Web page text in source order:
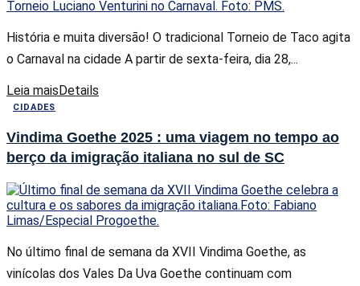
História e muita diversão! O tradicional Torneio de Taco agita
o Carnaval na cidade A partir de sexta-feira, dia 28,...
Leia maisDetails
CIDADES
Vindima Goethe 2025 : uma viagem no tempo ao
berço da imigração italiana no sul de SC
No último final de semana da XVII Vindima Goethe, as
vinícolas dos Vales Da Uva Goethe continuam com